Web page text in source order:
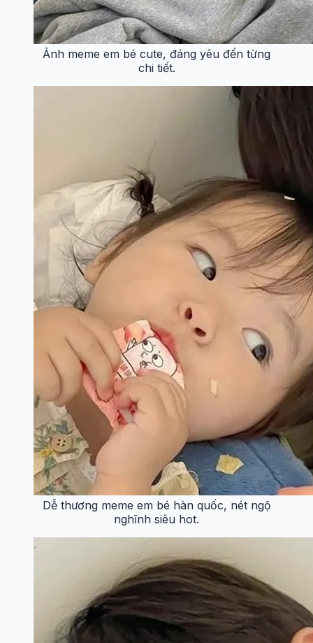
Ảnh meme em bé cute, đáng yêu đến từng
chi tiết.
Dễ thương meme em bé hàn quốc, nét ngộ
nghĩnh siêu hot.